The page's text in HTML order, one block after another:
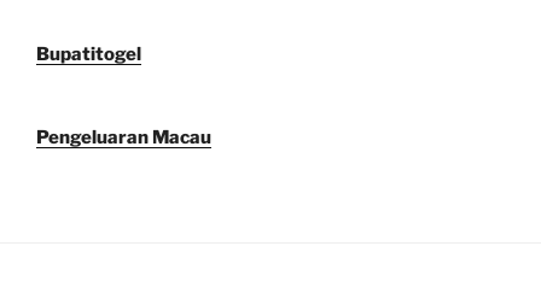
Bupatitogel
Pengeluaran Macau